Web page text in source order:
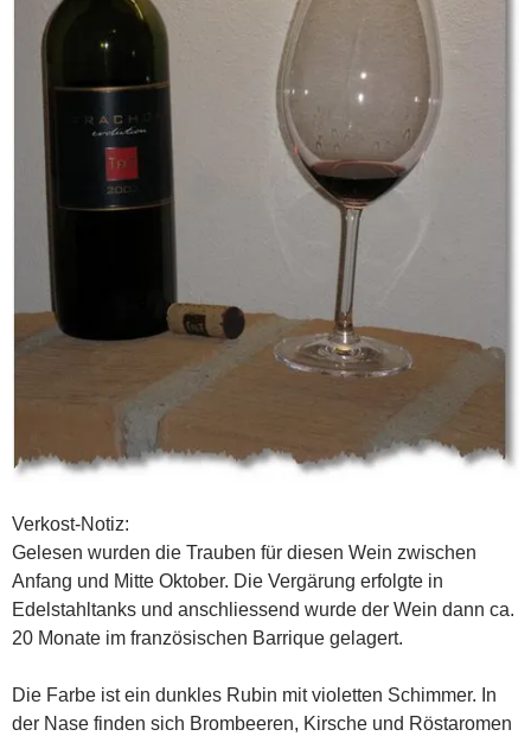
Verkost-Notiz:
Gelesen wurden die Trauben für diesen Wein zwischen
Anfang und Mitte Oktober. Die Vergärung erfolgte in
Edelstahltanks und anschliessend wurde der Wein dann ca.
20 Monate im französischen Barrique gelagert.
Die Farbe ist ein dunkles Rubin mit violetten Schimmer. In
der Nase finden sich Brombeeren, Kirsche und Röstaromen